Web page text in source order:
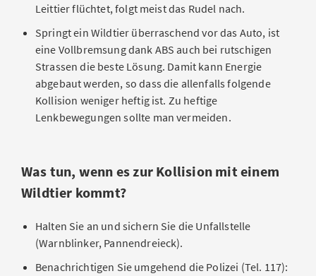
Leittier flüchtet, folgt meist das Rudel nach.
Springt ein Wildtier überraschend vor das Auto, ist
eine Vollbremsung dank ABS auch bei rutschigen
Strassen die beste Lösung. Damit kann Energie
abgebaut werden, so dass die allenfalls folgende
Kollision weniger heftig ist. Zu heftige
Lenkbewegungen sollte man vermeiden.
Was tun, wenn es zur Kollision mit einem
Wildtier kommt?
Halten Sie an und sichern Sie die Unfallstelle
(Warnblinker, Pannendreieck).
Benachrichtigen Sie umgehend die Polizei (Tel. 117):